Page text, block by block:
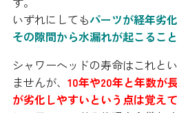
いずれにしてもパーツが経年劣
その隙間から水漏れが起こるこ
シャワーヘッドの寿命はこれと
ませんが、 10年や20年と年数が
が劣化しやすいという点は覚え